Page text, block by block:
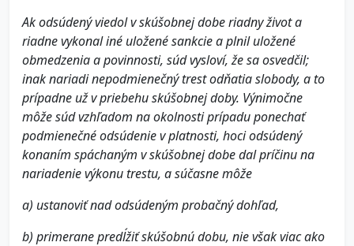
Ak odsúdený viedol v skúšobnej dobe riadny život a
riadne vykonal iné uložené sankcie a plnil uložené
obmedzenia a povinnosti, súd vysloví, že sa osvedčil;
inak nariadi nepodmienečný trest odňatia slobody, a to
prípadne už v priebehu skúšobnej doby. Výnimočne
môže súd vzhľadom na okolnosti prípadu ponechať
podmienečné odsúdenie v platnosti, hoci odsúdený
konaním spáchaným v skúšobnej dobe dal príčinu na
nariadenie výkonu trestu, a súčasne môže
a) ustanoviť nad odsúdeným probačný dohľad,
b) primerane predĺžiť skúšobnú dobu, nie však viac ako